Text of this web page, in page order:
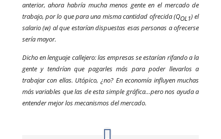
anterior, ahora habría mucha menos gente en el mercado de
trabajo, por lo que para una misma cantidad ofrecida (QOL1) el
salario (w) al que estarían dispuestas esas personas a ofrecerse
sería mayor.
Dicho en lenguaje callejero: las empresas se estarían rifando a la
gente y tendrían que pagarles más para poder llevarlos a
trabajar con ellas. Utópico, ¿no? En economía influyen muchas
más variables que las de esta simple gráfica…pero nos ayuda a
entender mejor los mecanismos del mercado.